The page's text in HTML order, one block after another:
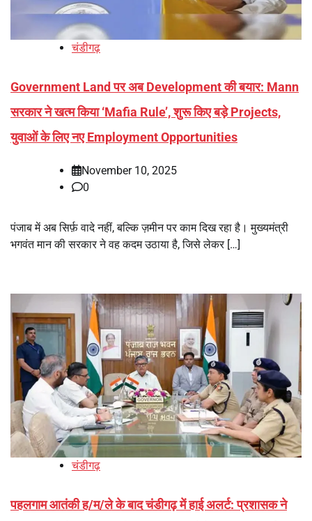
चंडीगढ़
Government Land पर अब Development की बयार: Mann
सरकार ने खत्म किया ‘Mafia Rule’, शुरू किए बड़े Projects,
युवाओं के लिए नए Employment Opportunities
November 10, 2025
0
पंजाब में अब सिर्फ़ वादे नहीं, बल्कि ज़मीन पर काम दिख रहा है। मुख्यमंत्री
भगवंत मान की सरकार ने वह कदम उठाया है, जिसे लेकर […]
चंडीगढ़
पहलगाम आतंकी ह/म/ले के बाद चंडीगढ़ में हाई अलर्ट: प्रशासक ने